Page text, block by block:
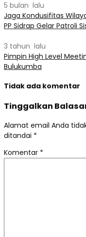
5 bulan lalu
​Jaga Kondusifitas
PP Sidrap Gelar Patroli
3 tahun lalu
Pimpin High Level
Bulukumba
Tidak ada komentar
Tinggalkan
Alamat email Anda
ditandai *
Komentar *